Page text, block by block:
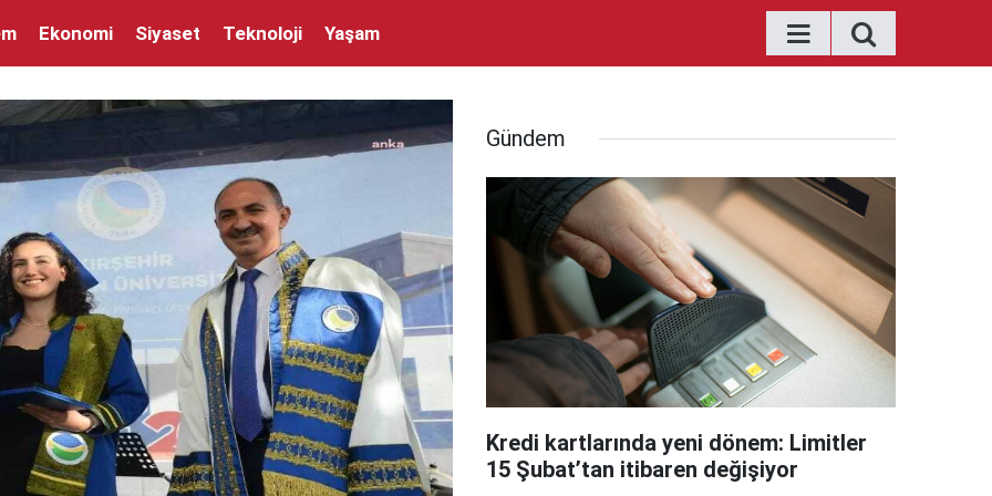
Ekonomi Siyaset Teknoloji Yaşam
Gündem
Kredi kartlarında yeni dönem: Limitler
15 Şubat’tan itibaren değişiyor